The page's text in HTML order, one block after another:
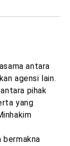
antara
agensi lain.
pihak
yang